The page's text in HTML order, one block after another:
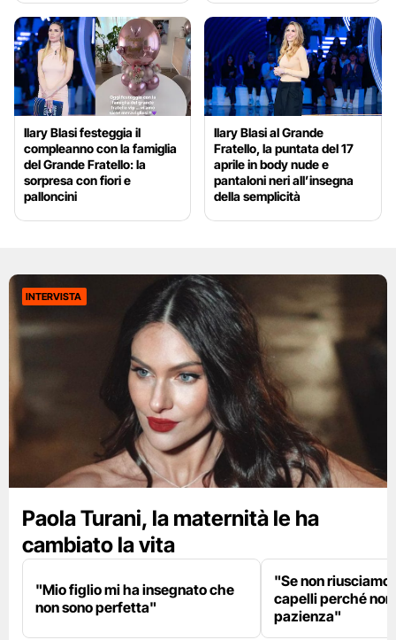
Ilary Blasi festeggia il
compleanno con la famiglia
del Grande Fratello: la
sorpresa con fiori e
palloncini
Ilary Blasi al Grande
Fratello, la puntata del 17
aprile in body nude e
pantaloni neri all’insegna
della semplicità
INTERVISTA
Paola Turani, la maternità le ha
cambiato la vita
"Mio figlio mi ha insegnato che
non sono perfetta"
"Se non riusciamo
capelli perché
pazienza"